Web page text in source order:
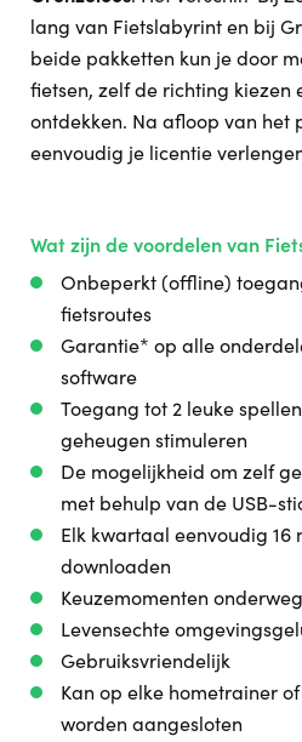
lang van Fietslabyrint en bij
beide pakketten kun je door
fietsen, zelf de richting kiezen
ontdekken. Na afloop van het
eenvoudig je licentie
Wat zijn de voordelen van
Onbeperkt (offline)
fietsroutes
Garantie* op alle
software
Toegang tot 2 leuke
geheugen stimuleren
De mogelijkheid om zelf
met behulp van de USB-
Elk kwartaal eenvoudig 16
downloaden
Keuzemomenten onderweg
Levensechte
Gebruiksvriendelijk
Kan op elke hometrainer
worden aangesloten